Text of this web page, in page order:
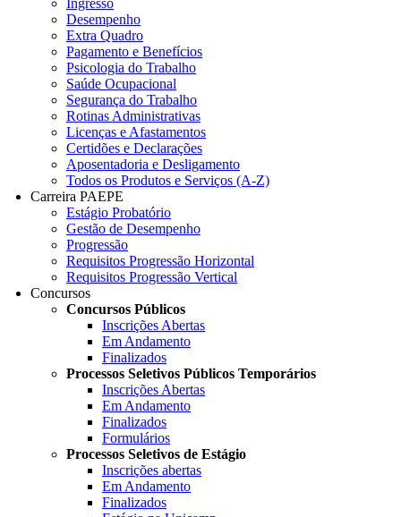
Desempenho
Extra Quadro
Pagamento e Benefícios
Psicologia do Trabalho
Saúde Ocupacional
Segurança do Trabalho
Rotinas Administrativas
Licenças e Afastamentos
Certidões e Declarações
Aposentadoria e Desligamento
Todos os Produtos e Serviços (A-Z)
Carreira PAEPE
Estágio Probatório
Gestão de Desempenho
Progressão
Requisitos Progressão Horizontal
Requisitos Progressão Vertical
Concursos
Concursos Públicos
Inscrições Abertas
Em Andamento
Finalizados
Processos Seletivos Públicos Temporários
Inscrições Abertas
Em Andamento
Finalizados
Formulários
Processos Seletivos de Estágio
Inscrições abertas
Em Andamento
Finalizados